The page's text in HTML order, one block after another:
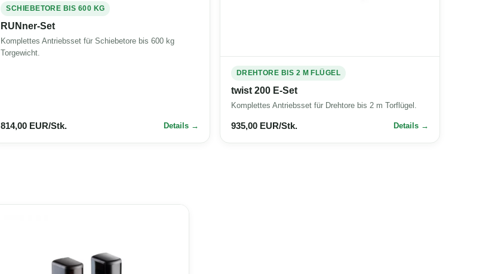
SCHIEBETORE BIS 600 KG
RUNner-Set
Komplettes Antriebsset für Schiebetore bis 600 kg
Torgewicht.
814,00 EUR/Stk. Details
DREHTORE BIS 2 M FLÜGEL
twist 200 E-Set
Komplettes Antriebsset für Drehtore bis 2 m Torflügel.
935,00 EUR/Stk. Details